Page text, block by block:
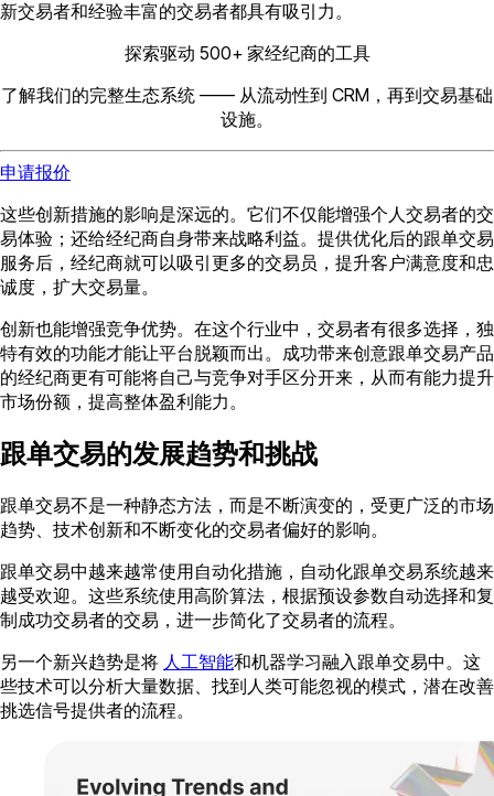
新交易者和经验丰富的交易者都具有吸引力。
探索驱动 500+ 家经纪商的工具
了解我们的完整生态系统 —— 从流动性到 CRM，再到交易基础
设施。
申请报价
这些创新措施的影响是深远的。它们不仅能增强个人交易者的交
易体验；还给经纪商自身带来战略利益。提供优化后的跟单交易
服务后，经纪商就可以吸引更多的交易员，提升客户满意度和忠
诚度，扩大交易量。
创新也能增强竞争优势。在这个行业中，交易者有很多选择，独
特有效的功能才能让平台脱颖而出。成功带来创意跟单交易产品
的经纪商更有可能将自己与竞争对手区分开来，从而有能力提升
市场份额，提高整体盈利能力。
跟单交易的发展趋势和挑战
跟单交易不是一种静态方法，而是不断演变的，受更广泛的市场
趋势、技术创新和不断变化的交易者偏好的影响。
跟单交易中越来越常使用自动化措施，自动化跟单交易系统越来
越受欢迎。这些系统使用高阶算法，根据预设参数自动选择和复
制成功交易者的交易，进一步简化了交易者的流程。
另一个新兴趋势是将 人工智能和机器学习融入跟单交易中。这
些技术可以分析大量数据、找到人类可能忽视的模式，潜在改善
挑选信号提供者的流程。